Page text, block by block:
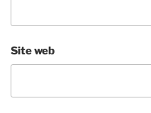
Site web